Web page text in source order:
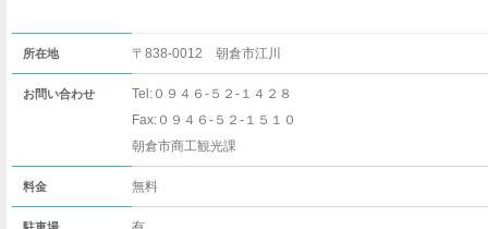
所在地 〒838-0012 朝倉市江川
お問い合わせ
Tel:０９４６-５２-１４２８
Fax:０９４６-５２-１５１０
朝倉市商工観光課
料金 無料